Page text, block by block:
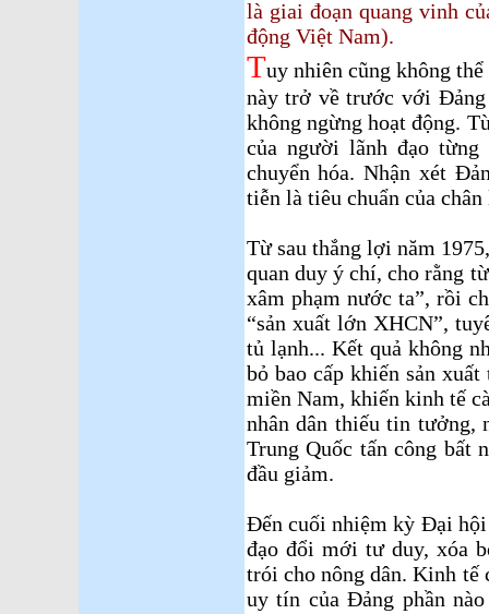
là giai đoạn quang vinh
động Việt Nam).
Tuy nhiên cũng không
này trở về trước với
không ngừng hoạt động.
của người lãnh đạo
chuyển hóa. Nhận xét
tiễn là tiêu chuẩn của
Từ sau thắng lợi năm
quan duy ý chí, cho rằng
xâm phạm nước ta”, rồi
“sản xuất lớn XHCN”,
tủ lạnh... Kết quả không
bỏ bao cấp khiến sản
miền Nam, khiến kinh tế
nhân dân thiếu tin tưởng,
Trung Quốc tấn công bất
đầu giảm.
Đến cuối nhiệm kỳ Đại
đạo đổi mới tư duy, xóa
trói cho nông dân. Kinh tế
uy tín của Đảng phần